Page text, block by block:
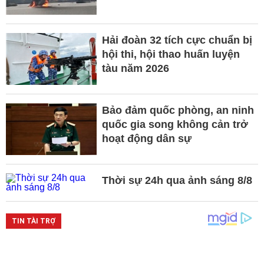
Hải đoàn 32 tích cực chuẩn bị
hội thi, hội thao huấn luyện
tàu năm 2026
Bảo đảm quốc phòng, an ninh
quốc gia song không cản trở
hoạt động dân sự
Thời sự 24h qua ảnh sáng 8/8